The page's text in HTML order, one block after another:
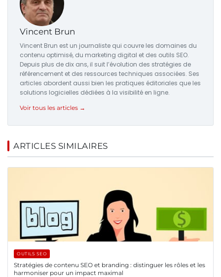
Vincent Brun
Vincent Brun est un journaliste qui couvre les domaines du
contenu optimisé, du marketing digital et des outils SEO.
Depuis plus de dix ans, il suit l’évolution des stratégies de
référencement et des ressources techniques associées. Ses
articles abordent aussi bien les pratiques éditoriales que les
solutions logicielles dédiées à la visibilité en ligne.
Voir tous les articles →
ARTICLES SIMILAIRES
OUTILS SEO
Stratégies de contenu SEO et branding : distinguer les rôles et les
harmoniser pour un impact maximal